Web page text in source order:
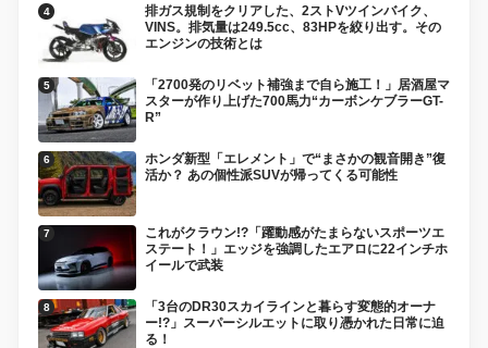
排ガス規制をクリアした、2ストVツインバイク、
VINS。排気量は249.5cc、83HPを絞り出す。その
エンジンの技術とは
「2700発のリベット補強まで自ら施工！」居酒屋マ
スターが作り上げた700馬力“カーボンケブラーGT-
R”
ホンダ新型「エレメント」で“まさかの観音開き”復
活か？ あの個性派SUVが帰ってくる可能性
これがクラウン!?「躍動感がたまらないスポーツエ
ステート！」エッジを強調したエアロに22インチホ
イールで武装
「3台のDR30スカイラインと暮らす変態的オーナ
ー!?」スーパーシルエットに取り憑かれた日常に迫
る！